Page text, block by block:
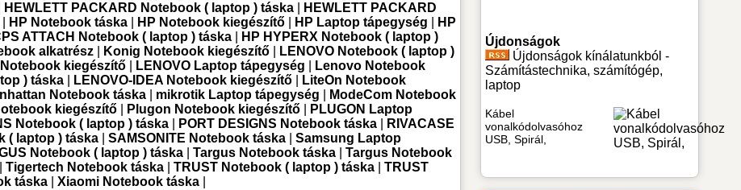
HEWLETT PACKARD Notebook ( laptop ) táska|
HEWLETT PACKARD
HP Notebook táska HP Notebook kiegészítő HP Laptop tápegység
HP
ATTACH Notebook ( laptop ) táska
HP HYPERX Notebook ( laptop )
alkatrész| Konig Notebook kiegészítő|
LENOVO Notebook ( laptop )
Notebook kiegészítő| LENOVO Laptop tápegység
Lenovo Notebook
) táska LENOVO-IDEA Notebook kiegészítő
LiteOn Notebook
Notebook táska| mikrotik Laptop tápegység
ModeCom Notebook
kiegészítő| Plugon Notebook kiegészítő|
PLUGON Laptop
Notebook ( laptop ) táska PORT DESIGNS Notebook táska
RIVACASE
( laptop ) táska |SAMSONITE Notebook táska |Samsung Laptop
Notebook ( laptop ) táska |Targus Notebook táska |Targus Notebook
|Tigertech Notebook táska |TRUST Notebook ( laptop ) táska |TRUST
táska| Xiaomi Notebook táska|
Újdonságok
Újdonságok kínálatunkból -
Számítástechnika, számítógép,
laptop
Kábel
vonalkódolvasóhoz
USB, Spirál,